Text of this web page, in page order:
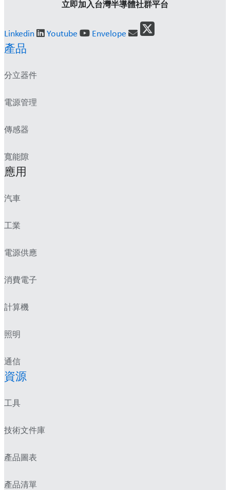
立即加入台灣半導體社群平台
Linkedin Youtube Envelope
產品
分立器件
電源管理
傳感器
寬能隙
應用
汽車
工業
電源供應
消費電子
計算機
照明
通信
資源
工具
技術文件庫
產品圖表
產品清單